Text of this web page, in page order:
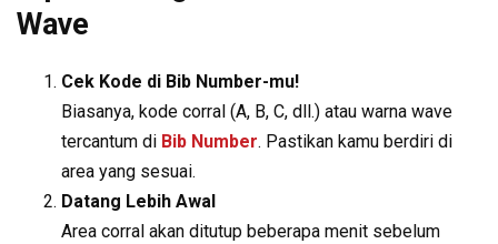
Wave
Cek Kode di Bib Number-mu!
Biasanya, kode corral (A, B, C, dll.) atau warna wave
tercantum di Bib Number. Pastikan kamu berdiri di
area yang sesuai.
Datang Lebih Awal
Area corral akan ditutup beberapa menit sebelum